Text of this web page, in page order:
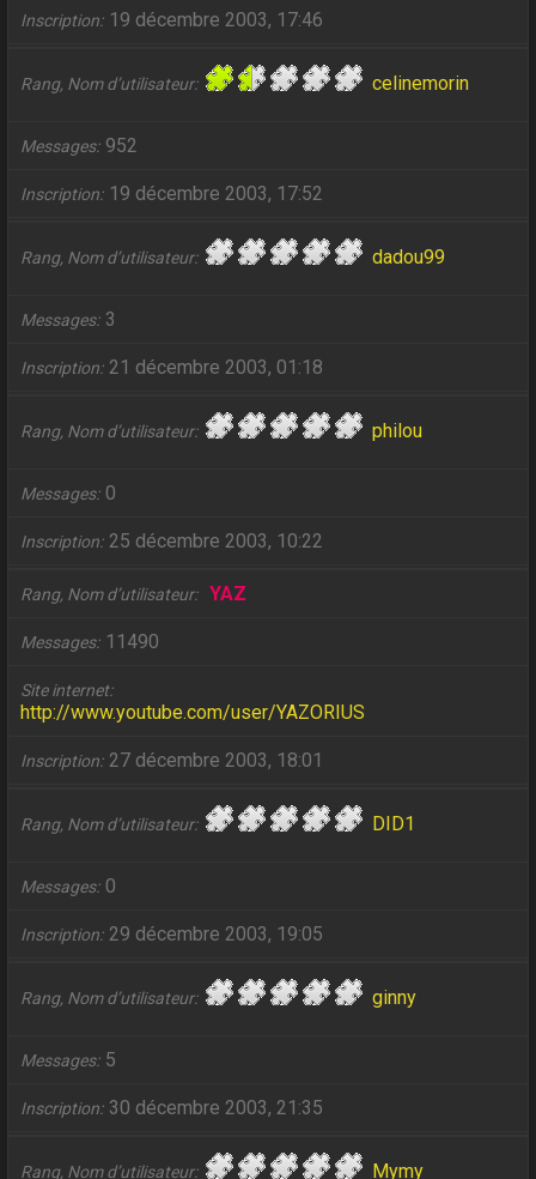
Inscription 19 décembre 2003, 17:46
Rang, Nom d’utilisateur celinemorin
Messages 952
Inscription 19 décembre 2003, 17:52
Rang, Nom d’utilisateur dadou99
Messages 3
Inscription 21 décembre 2003, 01:18
Rang, Nom d’utilisateur philou
Messages 0
Inscription 25 décembre 2003, 10:22
Rang, Nom d’utilisateur YAZ
Messages 11490
Site internet
http://www.youtube.com/user/YAZORIUS
Inscription 27 décembre 2003, 18:01
Rang, Nom d’utilisateur DID1
Messages 0
Inscription 29 décembre 2003, 19:05
Rang, Nom d’utilisateur ginny
Messages 5
Inscription 30 décembre 2003, 21:35
Rang, Nom d’utilisateur Mymy